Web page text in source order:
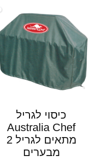
כיסוי לגריל
Australia Chef
מתאים לגריל 2
מבערים